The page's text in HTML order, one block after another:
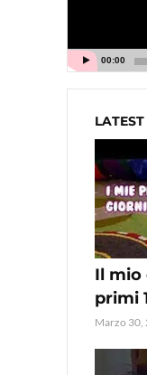
00:00
Il mio
primi
Marzo 30,